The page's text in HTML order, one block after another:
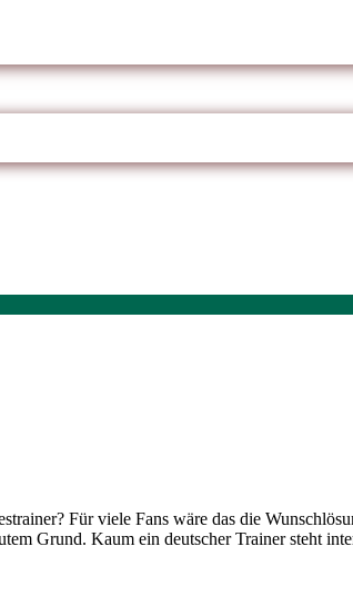
Für viele Fans wäre das die
Grund. Kaum ein deutscher Trainer steht